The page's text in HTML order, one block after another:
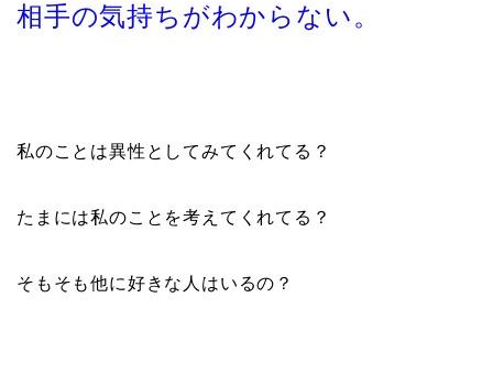
相手の気持ちがわからない。
私のことは異性としてみてくれてる？
たまには私のことを考えてくれてる？
そもそも他に好きな人はいるの？